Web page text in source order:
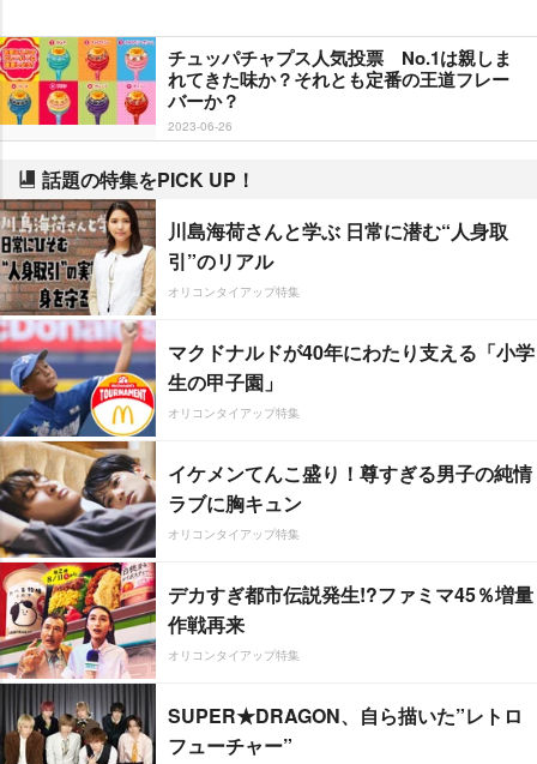
チュッパチャプス人気投票 No.1は親しま
れてきた味か？それとも定番の王道フレー
バーか？
2023-06-26
話題の特集をPICK UP！
川島海荷さんと学ぶ 日常に潜む“人身取
引”のリアル
オリコンタイアップ特集
マクドナルドが40年にわたり支える「小学
生の甲子園」
オリコンタイアップ特集
イケメンてんこ盛り！尊すぎる男子の純情
ラブに胸キュン
オリコンタイアップ特集
デカすぎ都市伝説発生!?ファミマ45％増量
作戦再来
オリコンタイアップ特集
SUPER★DRAGON、自ら描いた”レトロ
フューチャー”